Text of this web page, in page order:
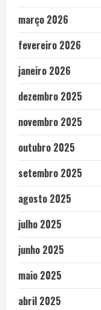
março 2026
fevereiro 2026
janeiro 2026
dezembro 2025
novembro 2025
outubro 2025
setembro 2025
agosto 2025
julho 2025
junho 2025
maio 2025
abril 2025